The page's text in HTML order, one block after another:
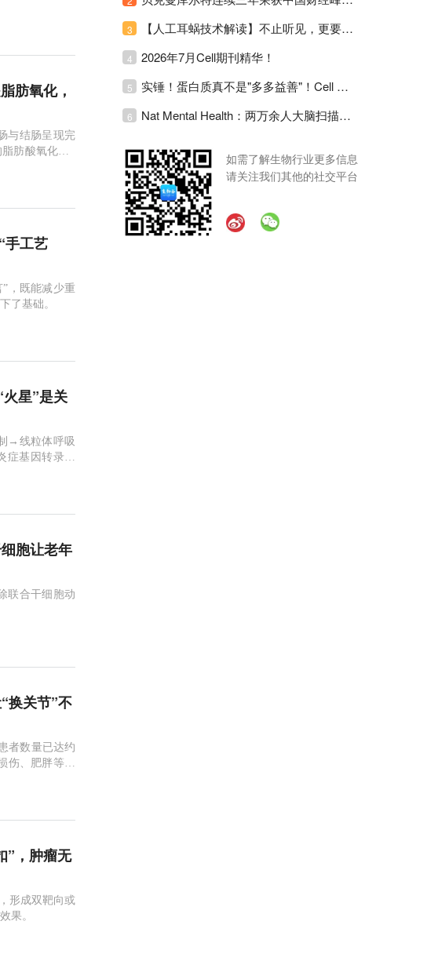
肪氧化，
与结肠呈现完
肪酸氧化（F
手工艺
，既能减少重
了基础。
星”是关
→线粒体呼吸
症基因转录→
胞让老年
联合干细胞动
换关节”不
者数量已达约
伤、肥胖等因
”，肿瘤无
形成双靶向或
果。
3 【人工耳蜗技术解读】不止听见，更要听见未来 ---- 智能耳蜗，开启人工耳蜗技术新纪元！
4 2026年7月Cell期刊精华！
5 实锤！蛋白质真不是"多多益善"！Cell Press Blue：适度限蛋白，反而拉长健康寿命！
6 Nat Mental Health：两万余人大脑扫描刷新抑郁脑科学认知！抑郁不只是情绪病，视觉、运动脑区同步受损！
如需了解生物行业更多信息
请关注我们其他的社交平台